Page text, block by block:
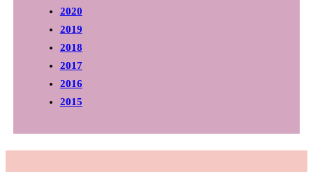
2020
2019
2018
2017
2016
2015